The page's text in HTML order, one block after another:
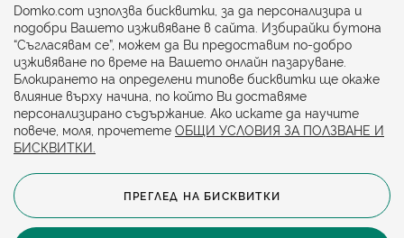
Начини на плащане:
© 2024. Всички права запазени.
Domko.com използва бисквитки, за да персонализира и
подобри Вашето изживяване в сайта. Избирайки бутона
“Съгласявам се”, можем да Ви предоставим по-добро
изживяване по време на Вашето онлайн пазаруване.
Блокирането на определени типове бисквитки ще окаже
влияние върху начина, по който Ви доставяме
персонализирано съдържание. Ако искате да научите
повече, моля, прочетете ОБЩИ УСЛОВИЯ ЗА ПОЛЗВАНЕ И
БИСКВИТКИ.
ПРЕГЛЕД НА БИСКВИТКИ